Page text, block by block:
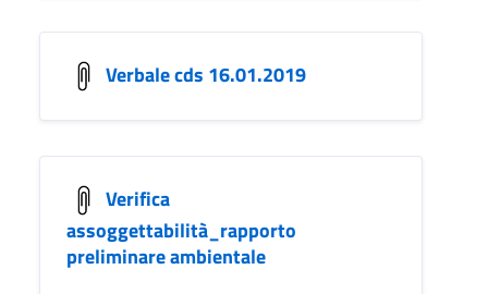
Verbale cds 16.01.2019
Verifica
assoggettabilità_rapporto
preliminare ambientale